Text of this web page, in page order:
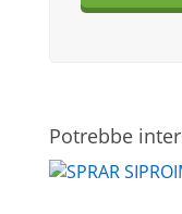
Potrebbe